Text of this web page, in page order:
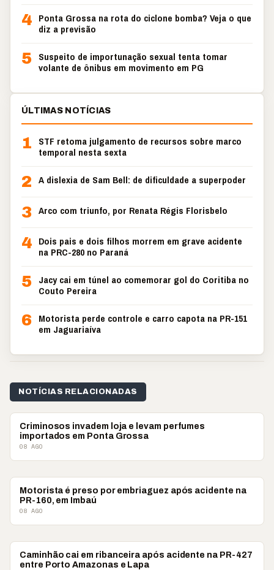
4 Ponta Grossa na rota do ciclone bomba? Veja o que
diz a previsão
5 Suspeito de importunação sexual tenta tomar
volante de ônibus em movimento em PG
ÚLTIMAS NOTÍCIAS
1
STF retoma julgamento de recursos sobre marco
temporal nesta sexta
2 A dislexia de Sam Bell: de dificuldade a superpoder
3 Arco com triunfo, por Renata Régis Florisbelo
4 Dois pais e dois filhos morrem em grave acidente
na PRC-280 no Paraná
5 Jacy cai em túnel ao comemorar gol do Coritiba no
Couto Pereira
6 Motorista perde controle e carro capota na PR-151
em Jaguariaíva
NOTÍCIAS RELACIONADAS
POLICIAL
Criminosos invadem loja e levam perfumes
importados em Ponta Grossa
08 AGO
POLICIAL
Motorista é preso por embriaguez após acidente na
PR-160, em Imbaú
08 AGO
POLICIAL
Caminhão cai em ribanceira após acidente na PR-427
entre Porto Amazonas e Lapa